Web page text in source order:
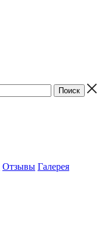
Отзывы Галерея